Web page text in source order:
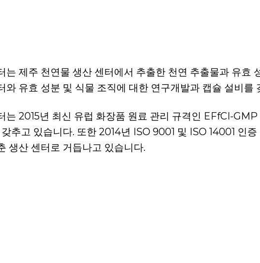
는 제주 천연물 생산 센터에서 추출한 천연 추출물과 유
와 유효 성분 및 식물 조직에 대한 연구개발과 캡슐 설비를
는 2015년 최신 유럽 화장품 원료 관리 규격인 EFfCI-
추고 있습니다. 또한 2014년 ISO 9001 및 ISO 14001 인
생산 센터로 거듭나고 있습니다.